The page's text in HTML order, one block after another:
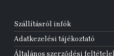
Szállításról infók
Adatkezelési tájékoztató
Általános szerződési